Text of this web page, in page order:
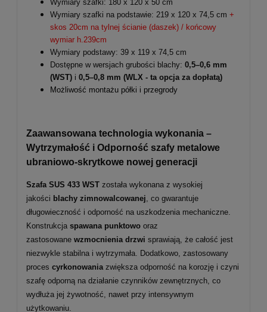
Wymiary szafki: 180 x 120 x 50 cm
Wymiary szafki na podstawie: 219 x 120 x 74,5 cm +
skos 20cm na tylnej ścianie (daszek) / końcowy
wymiar h.239cm
Wymiary podstawy: 39 x 119 x 74,5 cm
Dostępne w wersjach grubości blachy: 0,5–0,6 mm
(WST) i 0,5–0,8 mm (WLX - ta opcja za dopłatą)
Możliwość montażu półki i przegrody
Zaawansowana technologia wykonania –
Wytrzymałość i Odporność szafy metalowe
ubraniowo-skrytkowe nowej generacji
Szafa SUS 433 WST została wykonana z wysokiej
jakości blachy zimnowalcowanej, co gwarantuje
długowieczność i odporność na uszkodzenia mechaniczne.
Konstrukcja spawana punktowo oraz
zastosowane wzmocnienia drzwi sprawiają, że całość jest
niezwykle stabilna i wytrzymała. Dodatkowo, zastosowany
proces cyrkonowaniazwiększa odporność na korozję i czyni
szafę odporną na działanie czynników zewnętrznych, co
wydłuża jej żywotność, nawet przy intensywnym
użytkowaniu.